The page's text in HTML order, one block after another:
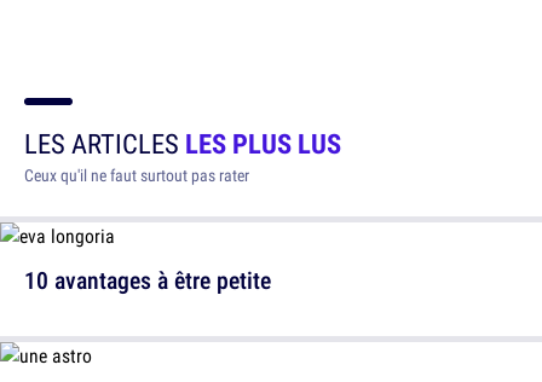
LES ARTICLES LES PLUS LUS
Ceux qu'il ne faut surtout pas rater
10 avantages à être petite